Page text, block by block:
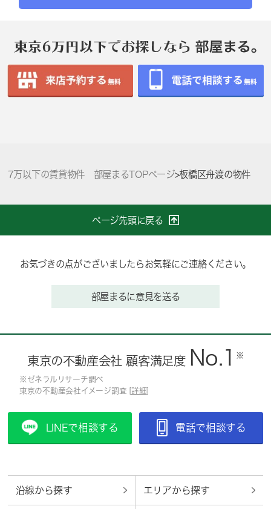
7万以下の賃貸物件 部屋まるTOPページ>板橋区舟渡の物件
ページ先頭に戻る
お気づきの点がございましたらお気軽にご連絡ください。
部屋まるに意見を送る
東京の不動産会社 顧客満足度 No.1 ※
※ゼネラルリサーチ調べ
東京の不動産会社イメージ調査 [ 詳細
LINEで相談する 電話で相談する
沿線から探す エリアから探す